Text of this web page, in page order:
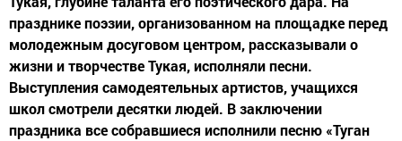
празднике поэзии, организованном на площадке перед
молодежным досуговом центром, рассказывали о
жизни и творчестве Тукая, исполняли песни.
Выступления самодеятельных артистов, учащихся
школ смотрели десятки людей. В заключении
праздника все собравшиеся исполнили песню «Туган